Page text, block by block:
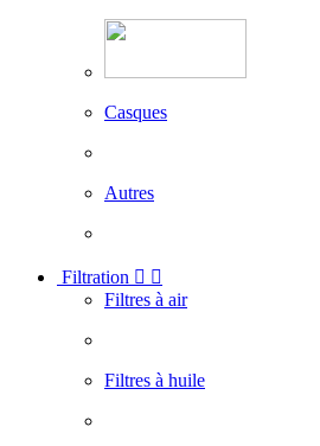
Casques
Autres
Filtration  
Filtres à air
Filtres à huile